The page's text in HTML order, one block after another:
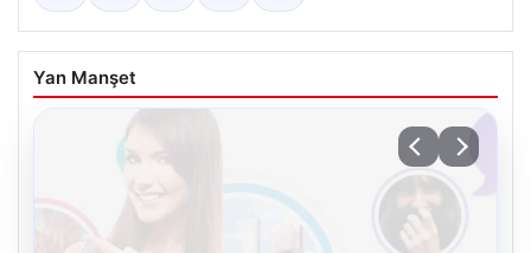
Yan Manşet